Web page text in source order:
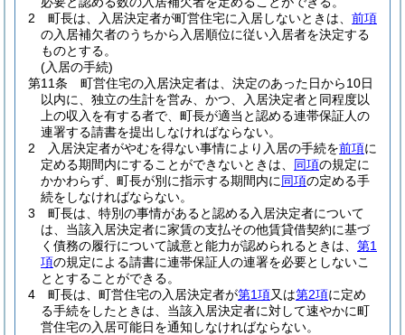
2
町長は、入居決定者が町営住宅に入居しないときは、 前項
の入居補欠者のうちから入居順位に従い入居者を決定する
ものとする。
(入居の手続)
第11条
町営住宅の入居決定者は、決定のあった日から10日
以内に、独立の生計を営み、かつ、入居決定者と同程度以
上の収入を有する者で、町長が適当と認める連帯保証人の
連署する請書を提出しなければならない。
2
入居決定者がやむを得ない事情により入居の手続を前項に
定める期間内にすることができないときは、 同項の規定に
かかわらず、町長が別に指示する期間内に同項の定める手
続をしなければならない。
3
町長は、特別の事情があると認める入居決定者について
は、当該入居決定者に家賃の支払その他賃貸借契約に基づ
く債務の履行について誠意と能力が認められるときは、 第1
項の規定による請書に連帯保証人の連署を必要としないこ
ととすることができる。
4
町長は、町営住宅の入居決定者が第1項又は第2項に定め
る手続をしたときは、当該入居決定者に対して速やかに町
営住宅の入居可能日を通知しなければならない。